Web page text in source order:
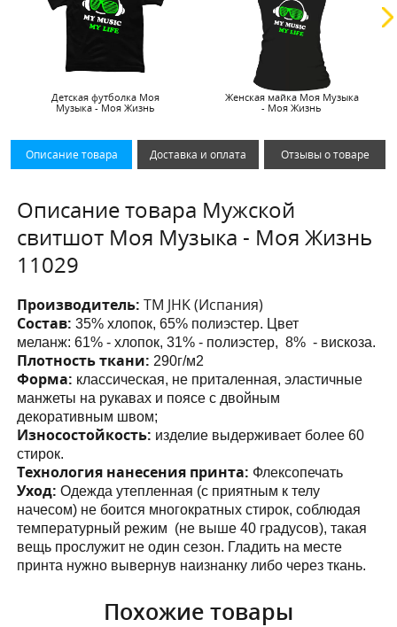
Детская футболка Моя
Музыка - Моя Жизнь
Женская майка Моя Музыка
- Моя Жизнь
Описание товара Доставка и оплата Отзывы о товаре
Описание товара Мужской
свитшот Моя Музыка - Моя Жизнь
11029
Производитель:ТМ JHK (Испания)
Состав: 35% хлопок, 65% полиэстер. Цвет
меланж:61% - хлопок, 31% - полиэстер, 8% - вискоза.
Плотность ткани: 290г/м2
Форма: классическая, не приталенная,эластичные
манжеты на рукавах и поясе с двойным
декоративным швом;
Износостойкость: изделие выдерживает более 60
стирок.
Технология нанесения принта: Флексопечать
Уход: Одежда утепленная (с приятным к телу
начесом) не боится многократных стирок, соблюдая
температурный режим (не выше 40 градусов), такая
вещь прослужит не один сезон. Гладить на месте
принта нужно вывернув наизнанку либо через ткань.
Похожие товары